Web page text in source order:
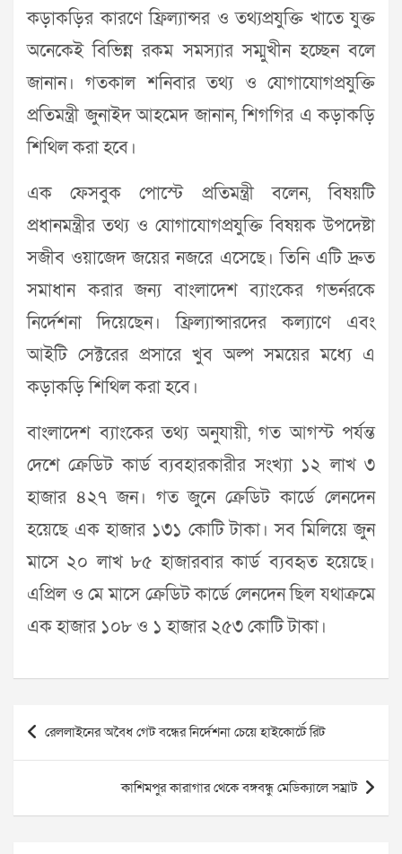
কড়াকড়ির কারণে ফ্রিল্যান্সর ও তথ্যপ্রযুক্তি খাতে যুক্ত
অনেকেই বিভিন্ন রকম সমস্যার সম্মুখীন হচ্ছেন বলে
জানান। গতকাল শনিবার তথ্য ও যোগাযোগপ্রযুক্তি
প্রতিমন্ত্রী জুনাইদ আহমেদ জানান, শিগগির এ কড়াকড়ি
শিথিল করা হবে।
এক ফেসবুক পোস্টে প্রতিমন্ত্রী বলেন, বিষয়টি
প্রধানমন্ত্রীর তথ্য ও যোগাযোগপ্রযুক্তি বিষয়ক উপদেষ্টা
সজীব ওয়াজেদ জয়ের নজরে এসেছে। তিনি এটি দ্রুত
সমাধান করার জন্য বাংলাদেশ ব্যাংকের গভর্নরকে
নির্দেশনা দিয়েছেন। ফ্রিল্যান্সারদের কল্যাণে এবং
আইটি সেক্টরের প্রসারে খুব অল্প সময়ের মধ্যে এ
কড়াকড়ি শিথিল করা হবে।
বাংলাদেশ ব্যাংকের তথ্য অনুযায়ী, গত আগস্ট পর্যন্ত
দেশে ক্রেডিট কার্ড ব্যবহারকারীর সংখ্যা ১২ লাখ ৩
হাজার ৪২৭ জন। গত জুনে ক্রেডিট কার্ডে লেনদেন
হয়েছে এক হাজার ১৩১ কোটি টাকা। সব মিলিয়ে জুন
মাসে ২০ লাখ ৮৫ হাজারবার কার্ড ব্যবহৃত হয়েছে।
এপ্রিল ও মে মাসে ক্রেডিট কার্ডে লেনদেন ছিল যথাক্রমে
এক হাজার ১০৮ ও ১ হাজার ২৫৩ কোটি টাকা।
Post
navigation
রেললাইনের অবৈধ গেট বন্ধের নির্দেশনা চেয়ে হাইকোর্টে রিট
কাশিমপুর কারাগার থেকে বঙ্গবন্ধু মেডিক্যালে সম্রাট